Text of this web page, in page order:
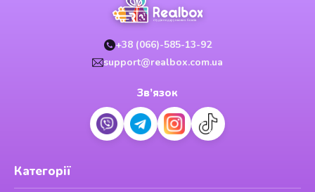
+38 (066)-585-13-92
support@realbox.com.ua
Зв’язок
Категорії